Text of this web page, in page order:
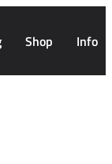
Shop Info